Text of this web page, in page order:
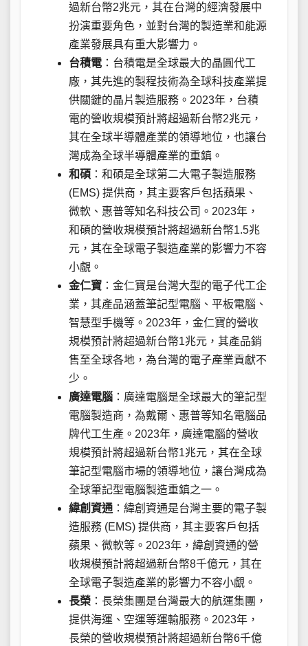
過新台幣2兆元，其在台灣的經濟發展中
扮演重要角色，並對台灣的製造業和能源
產業發展具有重大影響力。
台積電 ：台積電是全球最大的晶圓代工
廠，其先進的製程技術為全球科技產業提
供關鍵的晶片製造服務。2023年，台積
電的營收規模預計將超過新台幣2兆元，
其在全球半導體產業的領導地位，也讓台
灣成為全球半導體產業的重鎮。
和碩 ：和碩是全球第二大電子製造服務
(EMS) 提供商，其主要客戶包括蘋果、
微軟、惠普等知名科技公司。2023年，
和碩的營收規模預計將超過新台幣1.5兆
元，其在全球電子製造產業的影響力不容
小覷。
金仁寶 ：金仁寶是台灣大型的電子代工企
業，其產品涵蓋筆記型電腦、平板電腦、
智慧型手機等。2023年，金仁寶的營收
規模預計將超過新台幣1兆元，其產品銷
售至全球各地，為台灣的電子產業貢獻不
少。
廣達電腦 ：廣達電腦是全球最大的筆記型
電腦製造商，為戴爾、惠普等知名電腦品
牌代工生產。2023年，廣達電腦的營收
規模預計將超過新台幣1兆元，其在全球
筆記型電腦市場的領導地位，讓台灣成為
全球筆記型電腦製造重鎮之一。
緯創資通 ：緯創資通是台灣主要的電子製
造服務 (EMS) 提供商，其主要客戶包括
蘋果、微軟等。2023年，緯創資通的營
收規模預計將超過新台幣8千億元，其在
全球電子製造產業的影響力不容小覷。
長榮 ：長榮集團是台灣最大的航運集團，
提供海運、空運等運輸服務。2023年，
長榮的營收規模預計將超過新台幣6千億